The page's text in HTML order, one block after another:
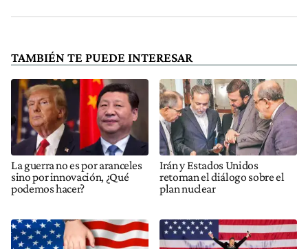
TAMBIÉN TE PUEDE INTERESAR
La guerra no es por aranceles
sino por innovación, ¿Qué
podemos hacer?
Irán y Estados Unidos
retoman el diálogo sobre el
plan nuclear